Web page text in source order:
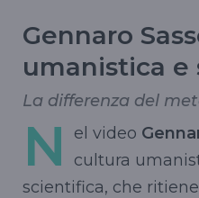
Gennaro
umanistica e
La differenza del
N el video
cultura
scientifica, che